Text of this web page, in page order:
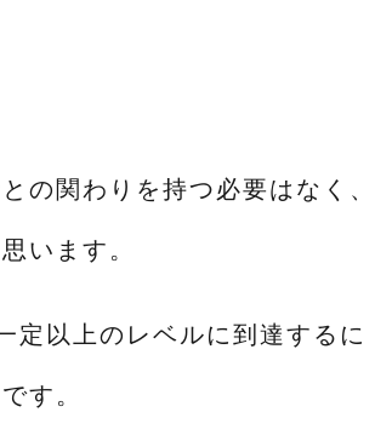
の関わりを持つ必要はなく、
います。
定以上のレベルに到達するに
す。